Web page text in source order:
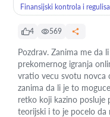
Finansijski kontrola i
4 569
Pozdrav. Zanima me da
prekomernog igranja
vratio vecu svotu novca
zanima da li je to
retko koji kazino
teorijski i to je pocelo da